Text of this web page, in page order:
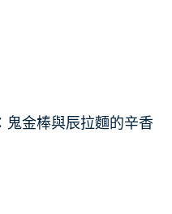
鬼金棒與辰拉麵的辛香